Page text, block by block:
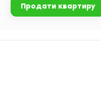
Продати квартиру